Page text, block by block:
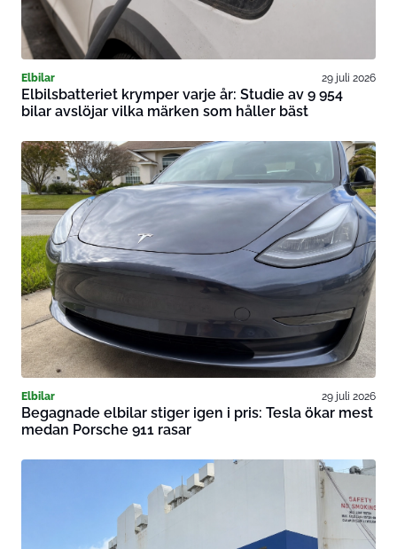
Elbilar 29 juli 2026
Elbilsbatteriet krymper varje år: Studie av 9 954
bilar avslöjar vilka märken som håller bäst
Elbilar 29 juli 2026
Begagnade elbilar stiger igen i pris: Tesla ökar mest
medan Porsche 911 rasar